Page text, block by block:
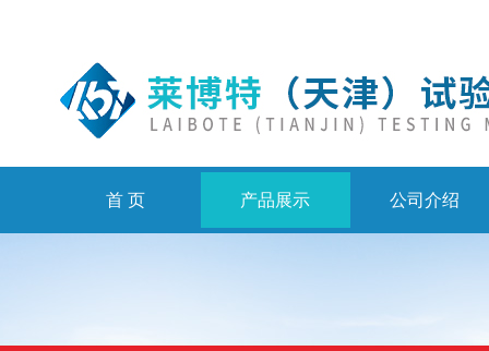
首 页 产品展示 公司介绍